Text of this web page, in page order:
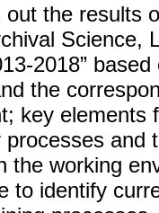
the results
Science,
2018”
the
key elements
processes and
the working
to identify